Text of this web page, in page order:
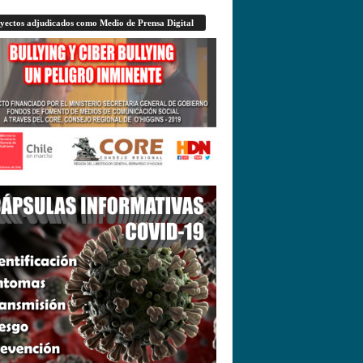
adjudicados como Medio de Prensa Digital